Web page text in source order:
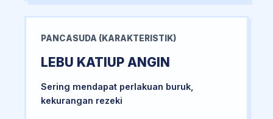
PANCASUDA (KARAKTERISTIK)
LEBU KATIUP ANGIN
Sering mendapat perlakuan buruk,
kekurangan rezeki